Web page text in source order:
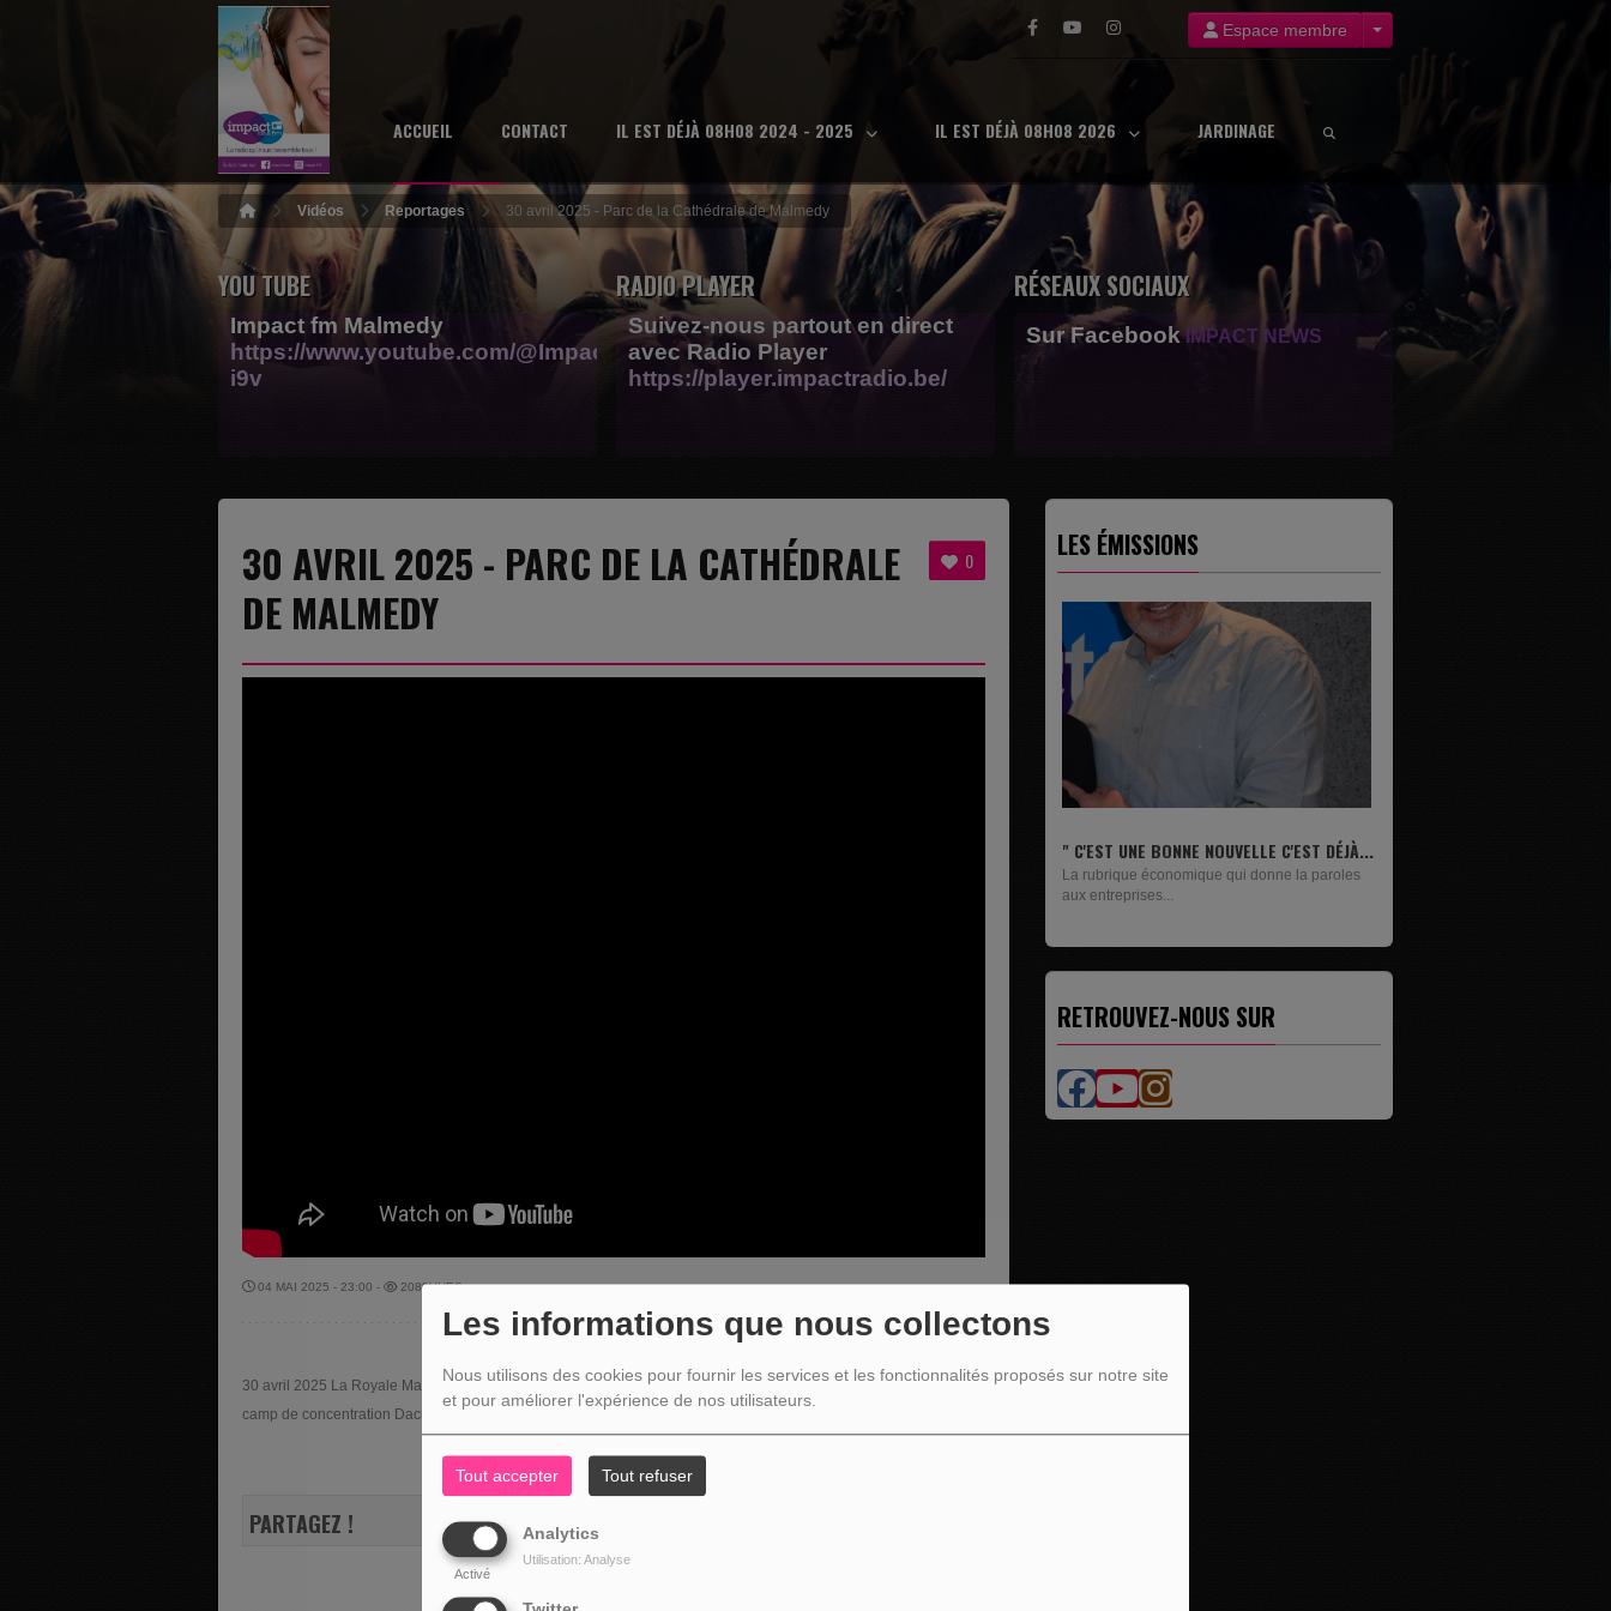
Les informations que nous collectons
Nous utilisons des cookies pour fournir les services et les fonctionnalités proposés sur notre site
et pour améliorer l'expérience de nos utilisateurs.
Tout accepter Tout refuser
Analytics
Activé
Utilisation: Analyse
Espace membre
ACCUEIL CONTACT IL EST DÉJÀ 08H08 2024 - 2025 IL EST DÉJÀ 08H08 2026 JARDINAGE
Vidéos Reportages 30 avril 2025 - Parc de la Cathédrale de Malmedy
YOU TUBE
Impact fm Malmedy
https://www.youtube.com/@Impactfm-
i9v
RADIO PLAYER
Suivez-nous partout en direct
avec Radio Player
https://player.impactradio.be/
RÉSEAUX SOCIAUX
Sur Facebook IMPACT NEWS
0
30 AVRIL 2025 - PARC DE LA CATHÉDRALE
DE MALMEDY
04 MAI 2025 - 23:00 - 2089VUES
30 avril 2025 La Royale Malmédienne a rendu hommage en l'honneur du 80ème anniversaire de la libération du
camp de concentration Dachau
PARTAGEZ !
LES ÉMISSIONS
" C'EST UNE BONNE NOUVELLE C'EST DÉJÀ...
La rubrique économique qui donne la paroles
LIVRES
Un lundi sur deux, Maxime Janssens vous
présente les livres de...
RETROUVEZ-NOUS SUR